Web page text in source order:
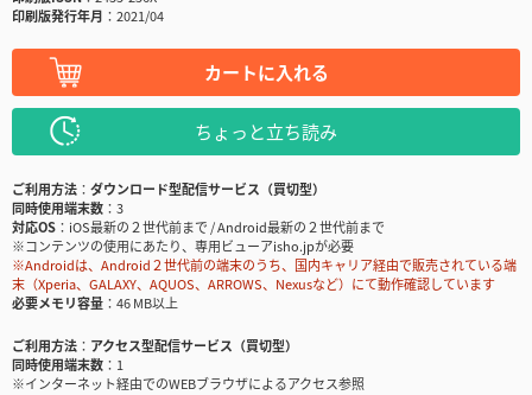
印刷版発行年月
2021/04
カートに入れる
ちょっと立ち読み
ご利用方法
ダウンロード型配信サービス（買切型）
同時使用端末数
3
対応OS
iOS最新の２世代前まで / Android最新の２世代前まで
※コンテンツの使用にあたり、専用ビューアisho.jpが必要
※Androidは、Android２世代前の端末のうち、国内キャリア経由で販売されている端
末（Xperia、GALAXY、AQUOS、ARROWS、Nexusなど）にて動作確認しています
必要メモリ容量
46 MB以上
ご利用方法
アクセス型配信サービス（買切型）
同時使用端末数
1
※インターネット経由でのWEBブラウザによるアクセス参照